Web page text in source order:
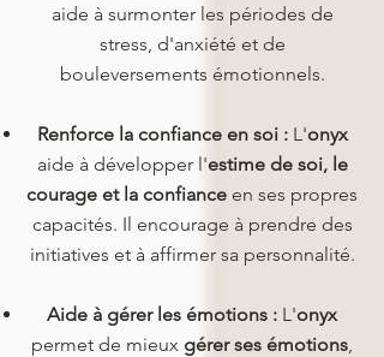
aide à surmonter les périodes de
stress, d'anxiété et de
bouleversements émotionnels.
Renforce la confiance en soi :L'onyx
aide à développer l'estime de soi, le
courage et la confiance en ses propres
capacités. Il encourage à prendre des
initiatives et à affirmer sa personnalité.
Aide à gérer les émotions : L'onyx
permet de mieux gérer ses émotions